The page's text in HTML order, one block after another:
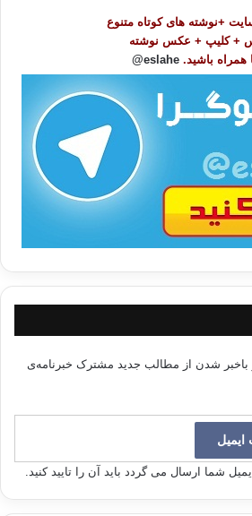
+نوشته های کوتاه متنوع
+ کلیپ + عکس نوشته
همراه باشید. eslahe@
باخبر شدن از مطالب جدید مشترک خبرنامه‌ی
شما ارسال می گردد باید آن را تایید کنید.